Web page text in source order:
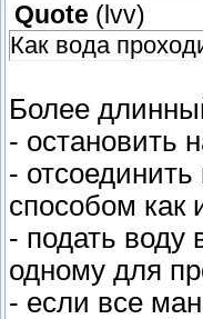
Quote ( lvv)
Как вода
Более
- остановить
-
способом как
- подать воду
одному для
- если все